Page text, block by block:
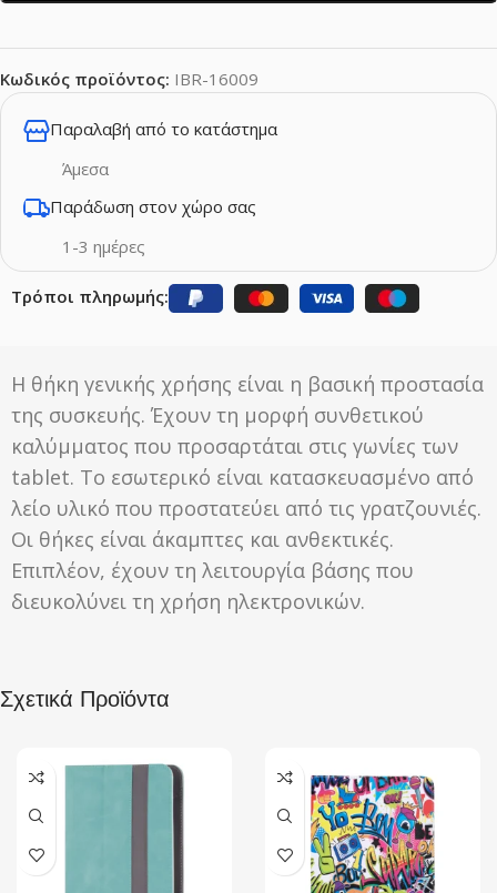
Κωδικός προϊόντος: IBR-16009
Παραλαβή από το κατάστημα
Άμεσα
Παράδωση στον χώρο σας
1-3 ημέρες
Τρόποι πληρωμής:
Η θήκη γενικής χρήσης είναι η βασική προστασία
της συσκευής. Έχουν τη μορφή συνθετικού
καλύμματος που προσαρτάται στις γωνίες των
tablet. Το εσωτερικό είναι κατασκευασμένο από
λείο υλικό που προστατεύει από τις γρατζουνιές.
Οι θήκες είναι άκαμπτες και ανθεκτικές.
Επιπλέον, έχουν τη λειτουργία βάσης που
διευκολύνει τη χρήση ηλεκτρονικών.
Σχετικά Προϊόντα